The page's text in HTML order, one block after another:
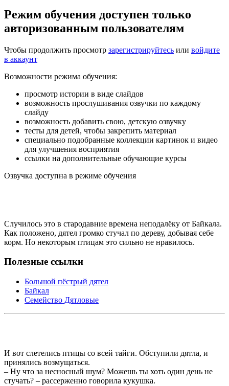
Режим обучения доступен только
авторизованным пользователям
Чтобы продолжить просмотр зарегистрируйтесь или войдите
в аккаунт
Возможности режима обучения:
просмотр истории в виде слайдов
возможность прослушивания озвучки по каждому
слайду
возможность добавить свою, детскую озвучку
тесты для детей, чтобы закрепить материал
специально подобранные коллекции картинок и видео
для улучшения восприятия
ссылки на дополнительные обучающие курсы
Озвучка доступна в режиме обучения
Случилось это в стародавние времена неподалёку от Байкала.
Как положено, дятел громко стучал по дереву, добывая себе
корм. Но некоторым птицам это сильно не нравилось.
Полезные ссылки
Большой пёстрый дятел
Байкал
Семейство Дятловые
И вот слетелись птицы со всей тайги. Обступили дятла, и
принялись возмущаться.
– Ну что за несносный шум? Можешь ты хоть один день не
стучать? – рассерженно говорила кукушка.